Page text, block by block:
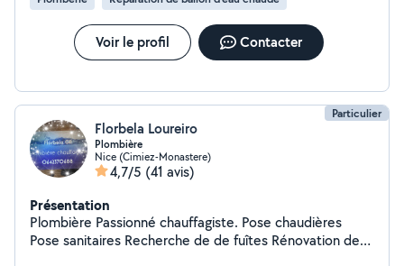
Voir le profil Contacter
Particulier
Florbela Loureiro
Plombière
Nice (Cimiez-Monastere)
4,7/5 (41 avis)
Présentation
Plombière Passionné chauffagiste. Pose chaudières
Pose sanitaires Recherche de de fuîtes Rénovation de